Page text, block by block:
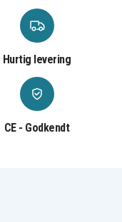
Hurtig levering
CE - Godkendt